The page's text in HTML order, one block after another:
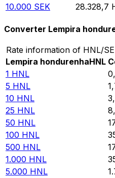
10.000 SEK 28.328,7
Converter Lempira
Rate information of HNL/
Lempira hondurenhaHNL
1 HNL
5 HNL
10 HNL
25 HNL
50 HNL
100 HNL
500 HNL
1.000 HNL
5.000 HNL